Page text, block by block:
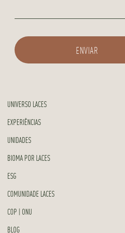
UNIVERSO LACES
EXPERIÊNCIAS
UNIDADES
BIOMA POR LACES
ESG
COMUNIDADE LACES
COP | ONU
BLOG